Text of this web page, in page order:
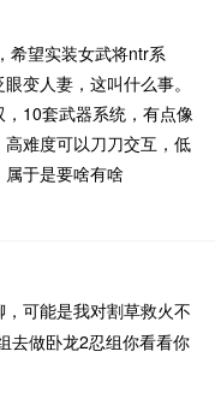
希望实装女武将ntr系
变人妻，这叫什么事。
10套武器系统，有点像
难度可以刀刀交互，低
于是要啥有啥
可能是我对割草救火不
去做卧龙2忍组你看看你